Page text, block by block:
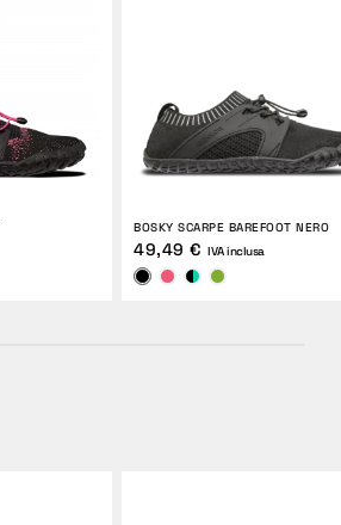
BOSKY SCARPE BAREFOOT NERO
49,49 € IVA inclusa